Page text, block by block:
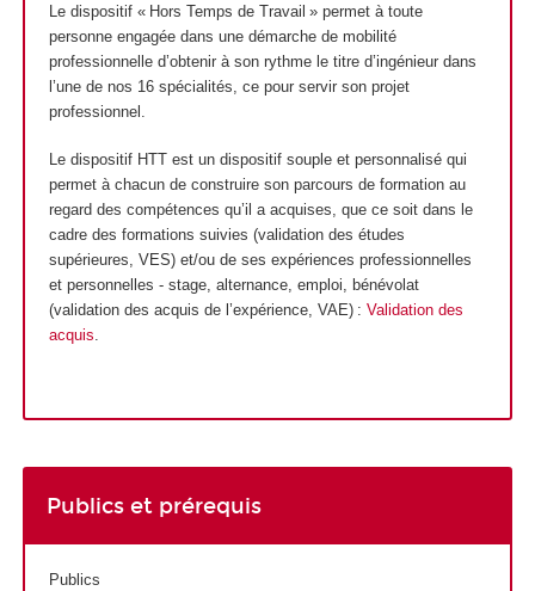
Le dispositif « Hors Temps de Travail » permet à toute
personne engagée dans une démarche de mobilité
professionnelle d’obtenir à son rythme le titre d’ingénieur dans
l’une de nos 16 spécialités, ce pour servir son projet
professionnel.
Le dispositif HTTest un dispositif souple et personnalisé qui
permet à chacun de construire son parcours de formation au
regard des compétences qu’il a acquises, que ce soit dans le
cadre des formations suivies (validation des études
supérieures, VES) et/ou de ses expériences professionnelles
et personnelles - stage, alternance, emploi, bénévolat
(validation des acquis de l’expérience, VAE) : Validation des
acquis.
Publics et prérequis
Publics